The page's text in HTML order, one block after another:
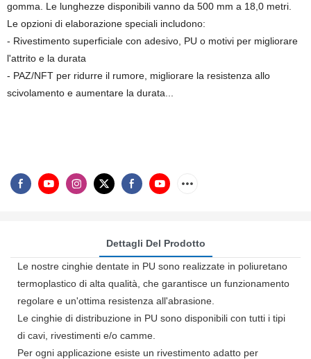
gomma. Le lunghezze disponibili vanno da 500 mm a 18,0 metri.
Le opzioni di elaborazione speciali includono:
- Rivestimento superficiale con adesivo, PU o motivi per migliorare
l'attrito e la durata
- PAZ/NFT per ridurre il rumore, migliorare la resistenza allo
scivolamento e aumentare la durata...
Dettagli Del Prodotto
Le nostre cinghie dentate in PU sono realizzate in poliuretano
termoplastico di alta qualità, che garantisce un funzionamento
regolare e un'ottima resistenza all'abrasione.
Le cinghie di distribuzione in PU sono disponibili con tutti i tipi
di cavi, rivestimenti e/o camme.
Per ogni applicazione esiste un rivestimento adatto per